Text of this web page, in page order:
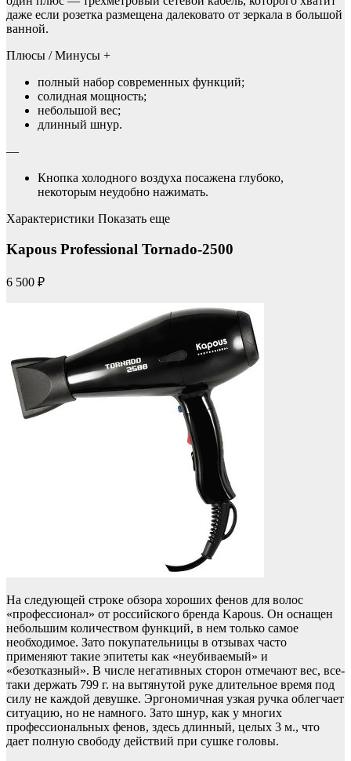
даже если розетка размещена далековато от зеркала в большой
ванной.
Плюсы / Минусы +
полный набор современных функций;
солидная мощность;
небольшой вес;
длинный шнур.
—
Кнопка холодного воздуха посажена глубоко,
некоторым неудобно нажимать.
Характеристики Показать еще
Kapous Professional Tornado-2500
6 500 ₽
На следующей строке обзора хороших фенов для волос
«профессионал» от российского бренда Kapous. Он оснащен
небольшим количеством функций, в нем только самое
необходимое. Зато покупательницы в отзывах часто
применяют такие эпитеты как «неубиваемый» и
«безотказный». В числе негативных сторон отмечают вес, все-
таки держать 799 г. на вытянутой руке длительное время под
силу не каждой девушке. Эргономичная узкая ручка облегчает
ситуацию, но не намного. Зато шнур, как у многих
профессиональных фенов, здесь длинный, целых 3 м., что
дает полную свободу действий при сушке головы.